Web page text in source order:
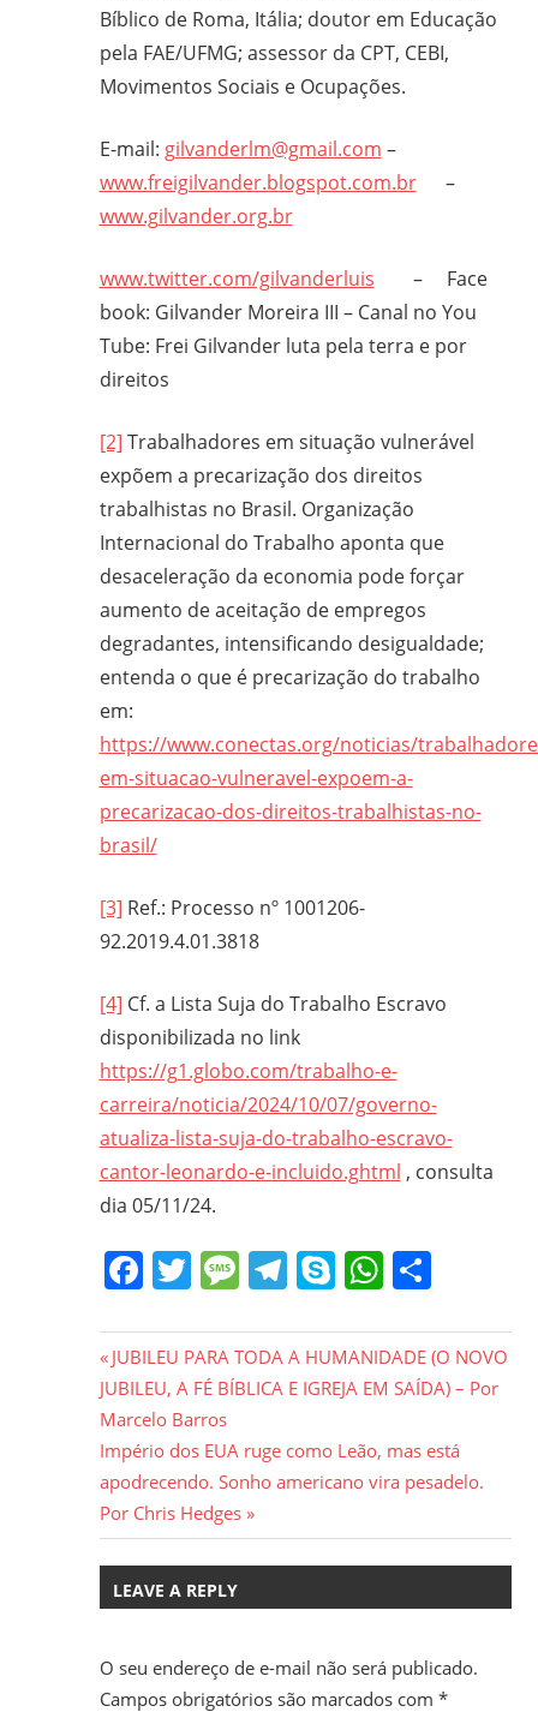
Bíblico de Roma, Itália; doutor em Educação
pela FAE/UFMG; assessor da CPT, CEBI,
Movimentos Sociais e Ocupações.
E-mail: gilvanderlm@gmail.com –
www.freigilvander.blogspot.com.br–
www.gilvander.org.br
www.twitter.com/gilvanderluis – Face
book: Gilvander Moreira III – Canal no You
Tube: Frei Gilvander luta pela terra e por
direitos
[2] Trabalhadores em situação vulnerável
expõem a precarização dos direitos
trabalhistas no Brasil. Organização
Internacional do Trabalho aponta que
desaceleração da economia pode forçar
aumento de aceitação de empregos
degradantes, intensificando desigualdade;
entenda o que é precarização do trabalho
em:
https://www.conectas.org/noticias/
em-situacao-vulneravel-expoem-a-
precarizacao-dos-direitos-trabalhistas-no-
brasil/
[3] Ref.: Processo nº 1001206-
92.2019.4.01.3818
[4] Cf. a Lista Suja do Trabalho Escravo
disponibilizada no link
https://g1.globo.com/trabalho-e-
carreira/noticia/2024/10/07/governo-
atualiza-lista-suja-do-trabalho-escravo-
cantor-leonardo-e-incluido.ghtml , consulta
dia 05/11/24.
Facebook
Twitter
Message
Telegram
SkypeShare
Navegação
de
Post
Previous
Post:
JUBILEU PARA TODA A HUMANIDADE (O NOVO
JUBILEU, A FÉ BÍBLICA E IGREJA EM SAÍDA) – Por
Marcelo Barros
Next
Post:
Império dos EUA ruge como Leão, mas está
apodrecendo. Sonho americano vira pesadelo.
Por Chris Hedges
LEAVE A REPLY
O seu endereço de e-mail não será publicado.
Campos obrigatórios são marcados com *